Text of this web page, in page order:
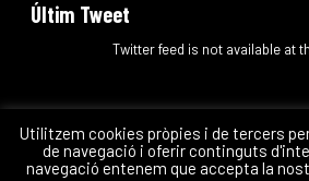
Últim Tweet
Twitter feed is not available at
La DulaCoop.
Utilitzem cookies pròpies i de tercers
de navegació i oferir continguts
navegació entenem que accepta la